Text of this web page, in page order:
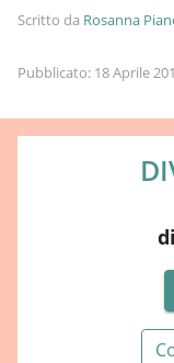
Scritto da Rosanna
Pubblicato: 18 Aprile